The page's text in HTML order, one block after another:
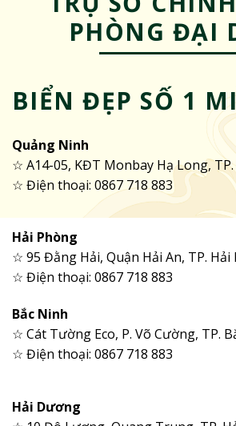
PHÒNG ĐẠI
BIỂN ĐẸP SỐ 1
Quảng Ninh
☆ A14-05, KĐT Monbay Hạ Long,
☆ Điện thoại: 0867 718 883
Hải Phòng
☆ 95 Đằng Hải, Quận Hải An, TP. Hải
☆ Điện thoại: 0867 718 883
Bắc Ninh
☆ Cát Tường Eco, P. Võ Cường, TP.
☆ Điện thoại: 0867 718 883
Hải Dương